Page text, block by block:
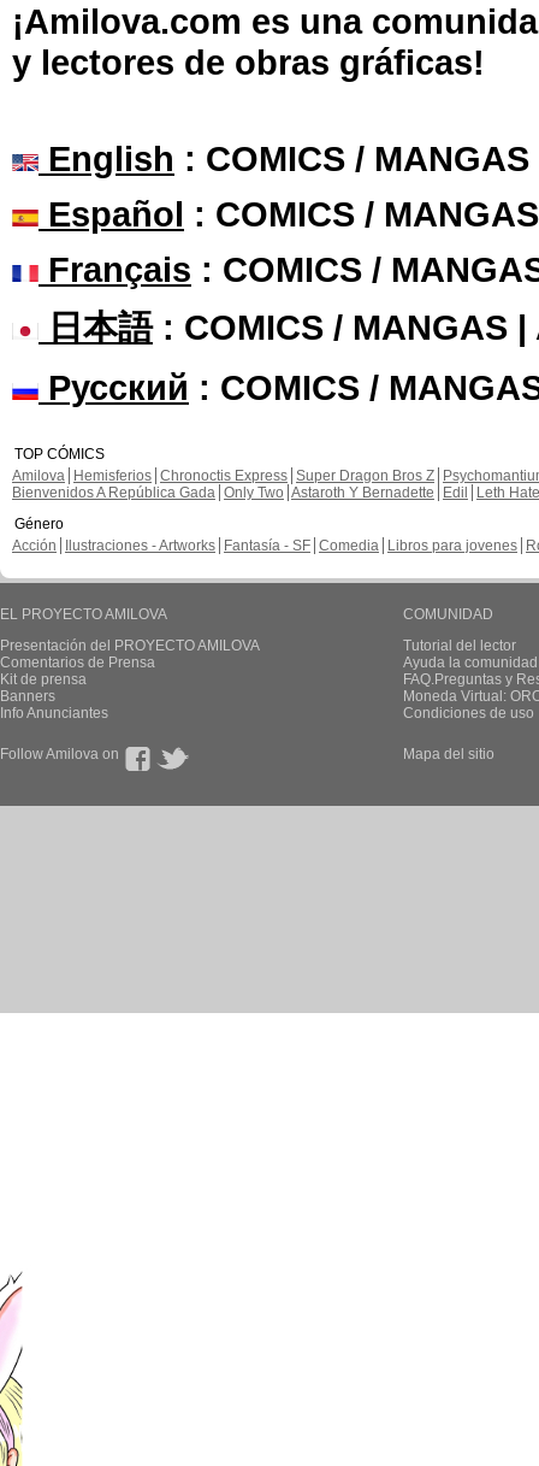
¡Amilova.com es una
y lectores de obras gráficas!
English : COMICS /
Español : COMICS /
Français : COMICS /
日本語: COMICS / MANGAS |
Русский : COMICS /
TOP CÓMICS
Amilova
Hemisferios Chronoctis Express Super Dragon Bros Z
Bienvenidos A República Gada Only Two Astaroth Y Bernadette Edil
Leth Hate
Género
Acción
Ilustraciones - Artworks Fantasía - SF Comedia Libros para jovenes
EL PROYECTO AMILOVA
Presentación del PROYECTO AMILOVA
Comentarios de Prensa
Kit de prensa
Banners
Info Anunciantes
COMUNIDAD
Tutorial del lector
Ayuda la
FAQ.Preguntas y
Moneda Virtual:
Condiciones de uso
Follow Amilova on Mapa del sitio